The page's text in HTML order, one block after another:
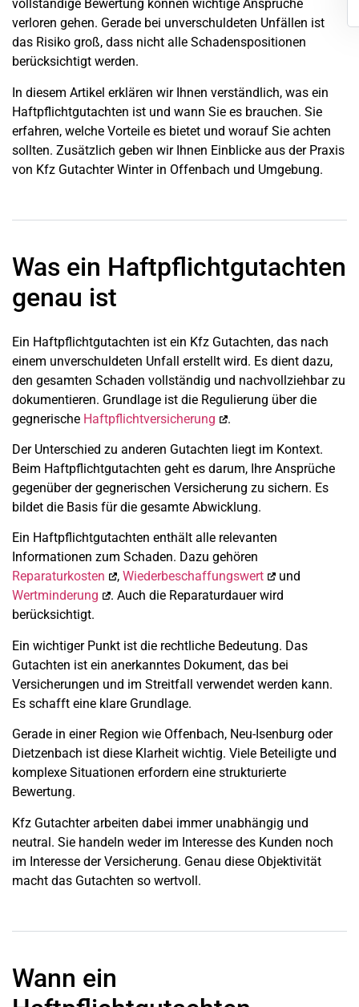
vollständige Bewertung können wichtige Ansprüche
verloren gehen. Gerade bei unverschuldeten Unfällen ist
das Risiko groß, dass nicht alle Schadenspositionen
berücksichtigt werden.
In diesem Artikel erklären wir Ihnen verständlich, was ein
Haftpflichtgutachten ist und wann Sie es brauchen. Sie
erfahren, welche Vorteile es bietet und worauf Sie achten
sollten. Zusätzlich geben wir Ihnen Einblicke aus der Praxis
von Kfz Gutachter Winter in Offenbach und Umgebung.
Was ein Haftpflichtgutachten
genau ist
Ein Haftpflichtgutachten ist ein Kfz Gutachten, das nach
einem unverschuldeten Unfall erstellt wird. Es dient dazu,
den gesamten Schaden vollständig und nachvollziehbar zu
dokumentieren. Grundlage ist die Regulierung über die
gegnerische Haftpflichtversicherung .
Der Unterschied zu anderen Gutachten liegt im Kontext.
Beim Haftpflichtgutachten geht es darum, Ihre Ansprüche
gegenüber der gegnerischen Versicherung zu sichern. Es
bildet die Basis für die gesamte Abwicklung.
Ein Haftpflichtgutachten enthält alle relevanten
Informationen zum Schaden. Dazu gehören
Reparaturkosten
, Wiederbeschaffungswert
und
Wertminderung
. Auch die Reparaturdauer wird
berücksichtigt.
Ein wichtiger Punkt ist die rechtliche Bedeutung. Das
Gutachten ist ein anerkanntes Dokument, das bei
Versicherungen und im Streitfall verwendet werden kann.
Es schafft eine klare Grundlage.
Gerade in einer Region wie Offenbach, Neu-Isenburg oder
Dietzenbach ist diese Klarheit wichtig. Viele Beteiligte und
komplexe Situationen erfordern eine strukturierte
Bewertung.
Kfz Gutachter arbeiten dabei immer unabhängig und
neutral. Sie handeln weder im Interesse des Kunden noch
im Interesse der Versicherung. Genau diese Objektivität
macht das Gutachten so wertvoll.
Wann ein